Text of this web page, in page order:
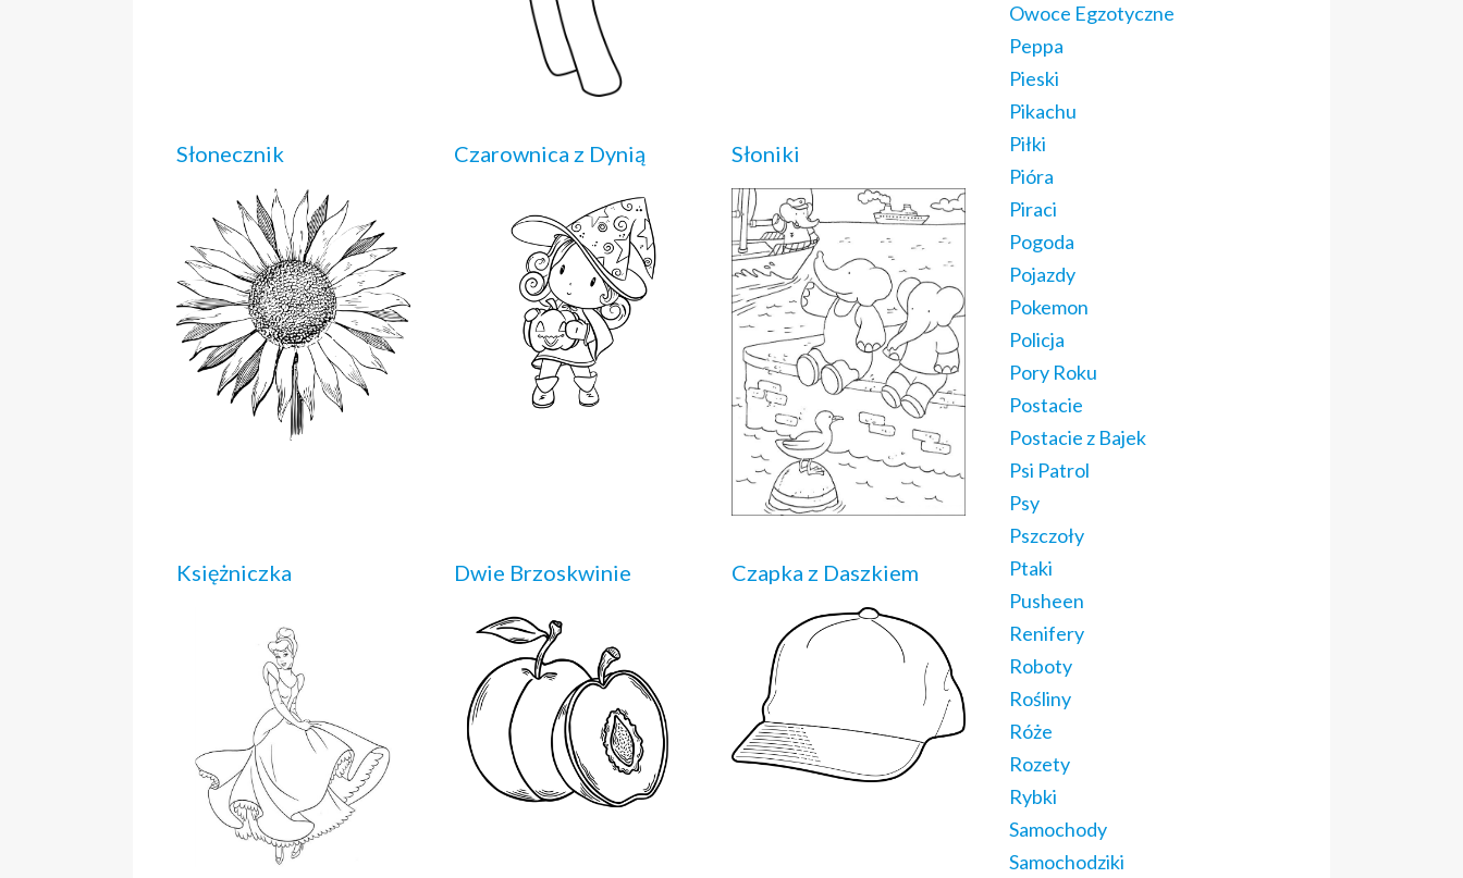
Słonecznik Czarownica z Dynią Słoniki
Księżniczka Dwie Brzoskwinie Czapka z Daszkiem
Owoce Egzotyczne
Peppa
Pieski
Pikachu
Piłki
Pióra
Piraci
Pogoda
Pojazdy
Pokemon
Policja
Pory Roku
Postacie
Postacie z Bajek
Psi Patrol
Psy
Pszczoły
Ptaki
Pusheen
Renifery
Roboty
Rośliny
Róże
Rozety
Rybki
Samochody
Samochodziki